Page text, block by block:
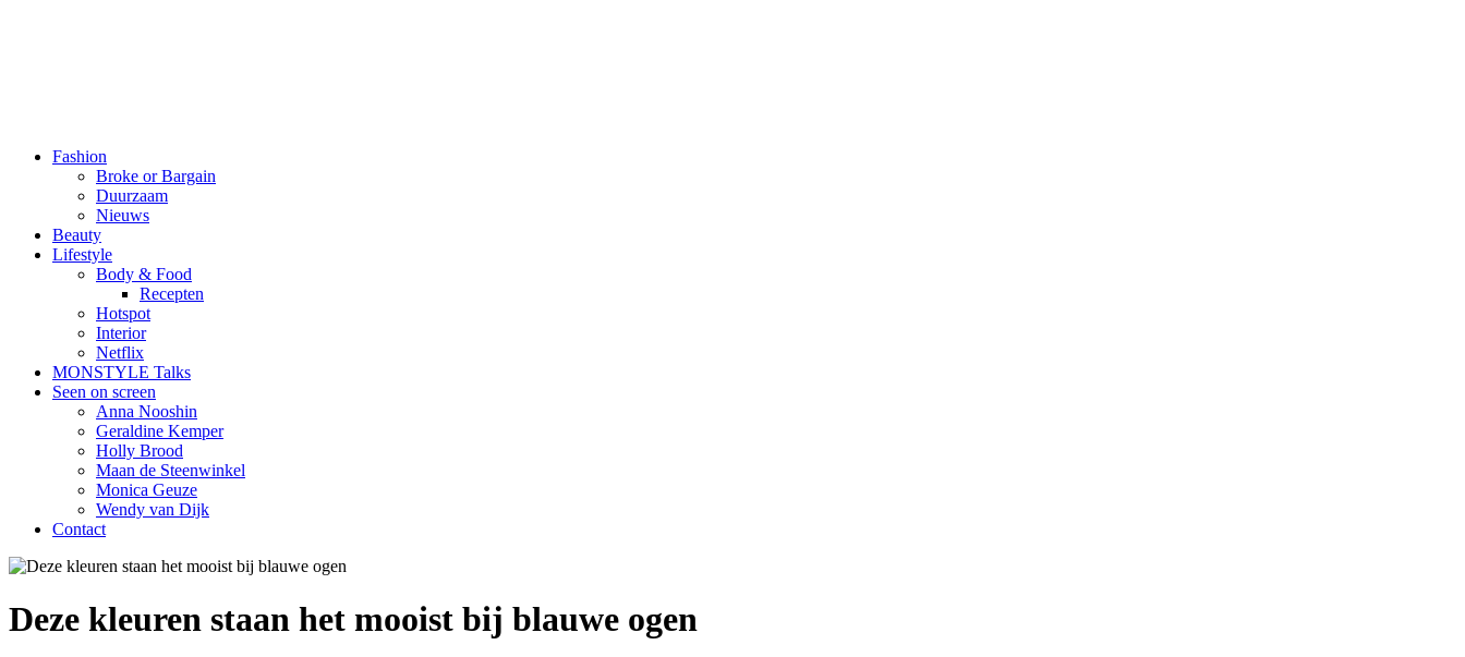
Fashion
Broke or Bargain
Duurzaam
Nieuws
Beauty
Lifestyle
Body & Food
Recepten
Hotspot
Interior
Netflix
MONSTYLE Talks
Seen on screen
Anna Nooshin
Geraldine Kemper
Holly Brood
Maan de Steenwinkel
Monica Geuze
Wendy van Dijk
Contact
Deze kleuren staan het mooist bij blauwe ogen